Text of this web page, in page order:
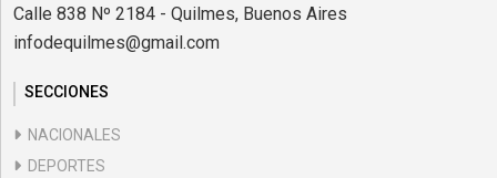
Calle 838 Nº 2184 - Quilmes, Buenos Aires
infodequilmes@gmail.com
SECCIONES
NACIONALES
DEPORTES